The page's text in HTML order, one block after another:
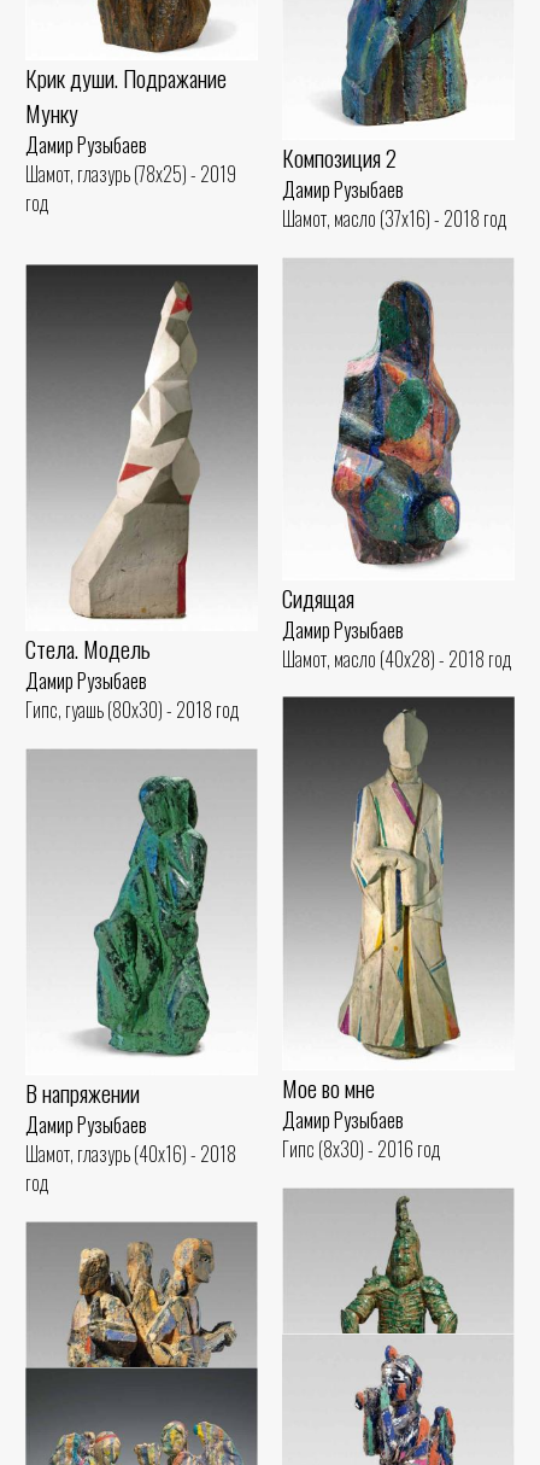
Крик души. Подражание
Мунку
Дамир Рузыбаев
Шамот, глазурь (78x25) - 2019
год
Композиция 2
Дамир Рузыбаев
Шамот, масло (37x16) - 2018 год
Сидящая
Дамир Рузыбаев
Шамот, масло (40x28) - 2018 год
Стела. Модель
Дамир Рузыбаев
Гипс, гуашь (80x30) - 2018 год
Мое во мне
Дамир Рузыбаев
Гипс (8x30) - 2016 год
В напряжении
Дамир Рузыбаев
Шамот, глазурь (40x16) - 2018
год